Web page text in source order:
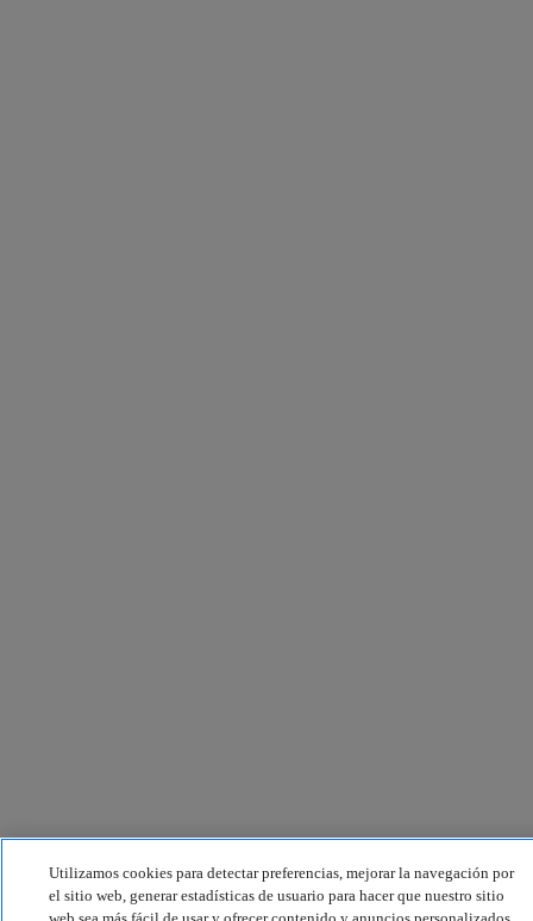
Utilizamos cookies para detectar preferencias, mejorar la navegación por
el sitio web, generar estadísticas de usuario para hacer que nuestro sitio